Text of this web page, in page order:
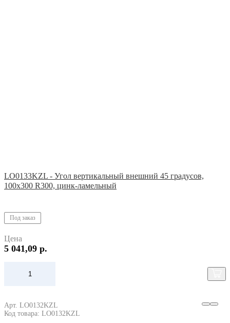
LO0133KZL - Угол вертикальный внешний 45 градусов,
100х300 R300, цинк-ламельный
Под заказ
Цена
5 041,09 р.
Арт. LO0132KZL
Код товара: LO0132KZL